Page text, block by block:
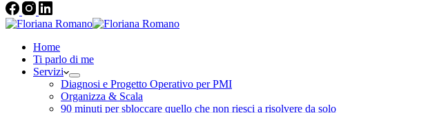
Home
Ti parlo di me
Servizi
Diagnosi e Progetto Operativo per PMI
Organizza & Scala
90 minuti per sbloccare quello che non riesci a risolvere da solo